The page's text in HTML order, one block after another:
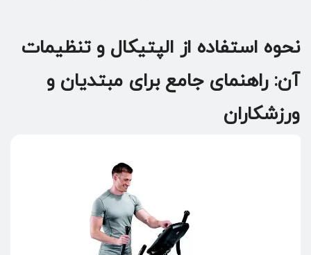
نحوه استفاده از الپتیکال و تنظیمات
آن: راهنمای جامع برای مبتدیان و
ورزشکاران